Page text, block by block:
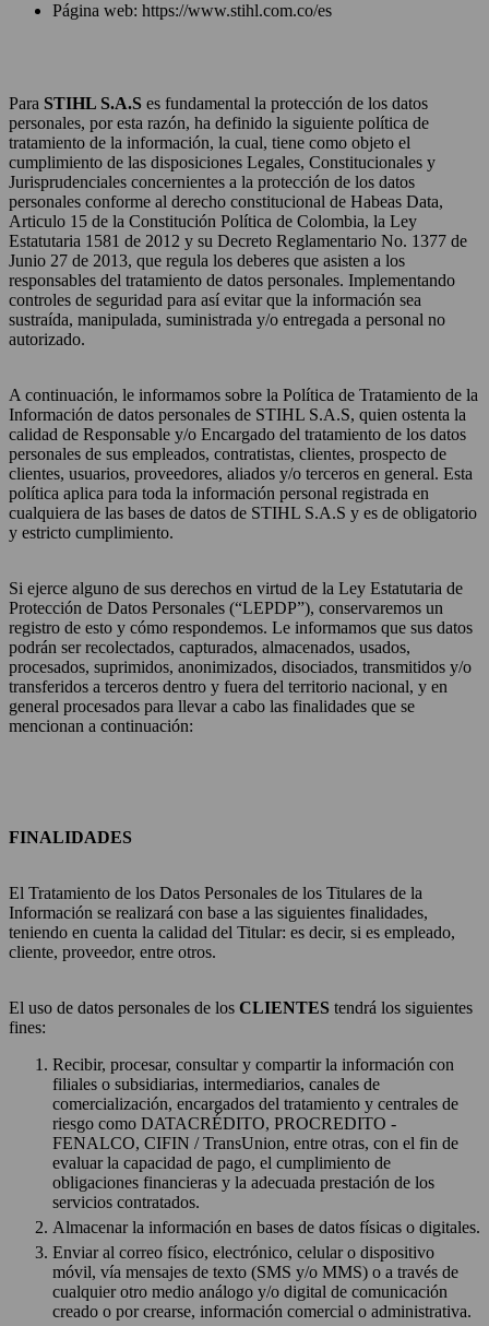
Página web: https://www.stihl.com.co/es
Para STIHL S.A.S es fundamental la protección de los datos
personales, por esta razón, ha definido la siguiente política de
tratamiento de la información, la cual, tiene como objeto el
cumplimiento de las disposiciones Legales, Constitucionales y
Jurisprudenciales concernientes a la protección de los datos
personales conforme al derecho constitucional de Habeas Data,
Articulo 15 de la Constitución Política de Colombia, la Ley
Estatutaria 1581 de 2012 y su Decreto Reglamentario No. 1377 de
Junio 27 de 2013, que regula los deberes que asisten a los
responsables del tratamiento de datos personales. Implementando
controles de seguridad para así evitar que la información sea
sustraída, manipulada, suministrada y/o entregada a personal no
autorizado.
A continuación, le informamos sobre la Política de Tratamiento de la
Información de datos personales de STIHL S.A.S, quien ostenta la
calidad de Responsable y/o Encargado del tratamiento de los datos
personales de sus empleados, contratistas, clientes, prospecto de
clientes, usuarios, proveedores, aliados y/o terceros en general. Esta
política aplica para toda la información personal registrada en
cualquiera de las bases de datos de STIHL S.A.S y es de obligatorio
y estricto cumplimiento.
Si ejerce alguno de sus derechos en virtud de la Ley Estatutaria de
Protección de Datos Personales (“LEPDP”), conservaremos un
registro de esto y cómo respondemos. Le informamos que sus datos
podrán ser recolectados, capturados, almacenados, usados,
procesados, suprimidos, anonimizados, disociados, transmitidos y/o
transferidos a terceros dentro y fuera del territorio nacional, y en
general procesados para llevar a cabo las finalidades que se
mencionan a continuación:
FINALIDADES
El Tratamiento de los Datos Personales de los Titulares de la
Información se realizará con base a las siguientes finalidades,
teniendo en cuenta la calidad del Titular: es decir, si es empleado,
cliente, proveedor, entre otros.
El uso de datos personales de los CLIENTES tendrá los siguientes
fines:
Recibir, procesar, consultar y compartir la información con
filiales o subsidiarias, intermediarios, canales de
comercialización, encargados del tratamiento y centrales de
riesgo como DATACRÉDITO, PROCREDITO -
FENALCO, CIFIN / TransUnion, entre otras, con el fin de
evaluar la capacidad de pago, el cumplimiento de
obligaciones financieras y la adecuada prestación de los
servicios contratados.
Almacenar la información en bases de datos físicas o digitales.
Enviar al correo físico, electrónico, celular o dispositivo
móvil, vía mensajes de texto (SMS y/o MMS) o a través de
cualquier otro medio análogo y/o digital de comunicación
creado o por crearse, información comercial o administrativa.